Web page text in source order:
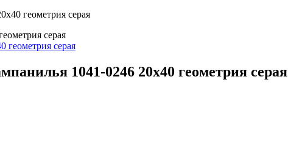
геометрия серая
серая
1041-0246 20x40 геометрия серая